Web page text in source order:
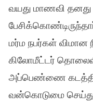
வயது மாணவி
மர்ம நபர்கள் விமான
கிலோமீட்டர்
அப்பெண்ணை
வன்கொடுமை